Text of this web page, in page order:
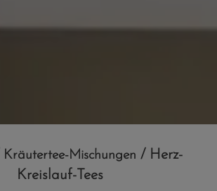
Kräutertee-Mischungen / Herz-
Kreislauf-Tees